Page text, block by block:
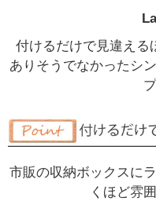
付けるだけで見違える
ありそうでなかったシ
市販の収納ボックスに
くほど雰